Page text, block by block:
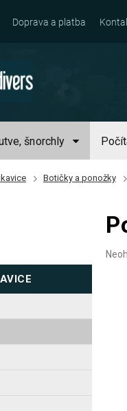
Doprava a platba
šnorchly
Botičky a ponožky